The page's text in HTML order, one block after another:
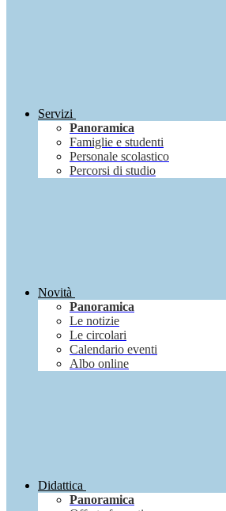
Servizi
Panoramica
Famiglie e studenti
Personale scolastico
Percorsi di studio
Novità
Panoramica
Le notizie
Le circolari
Calendario eventi
Albo online
Didattica
Panoramica